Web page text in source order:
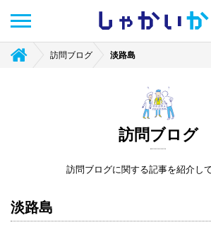
しゃかい か
訪問ブログ 淡路島
訪問ブログ
訪問ブログに関する記事を紹介し
淡路島